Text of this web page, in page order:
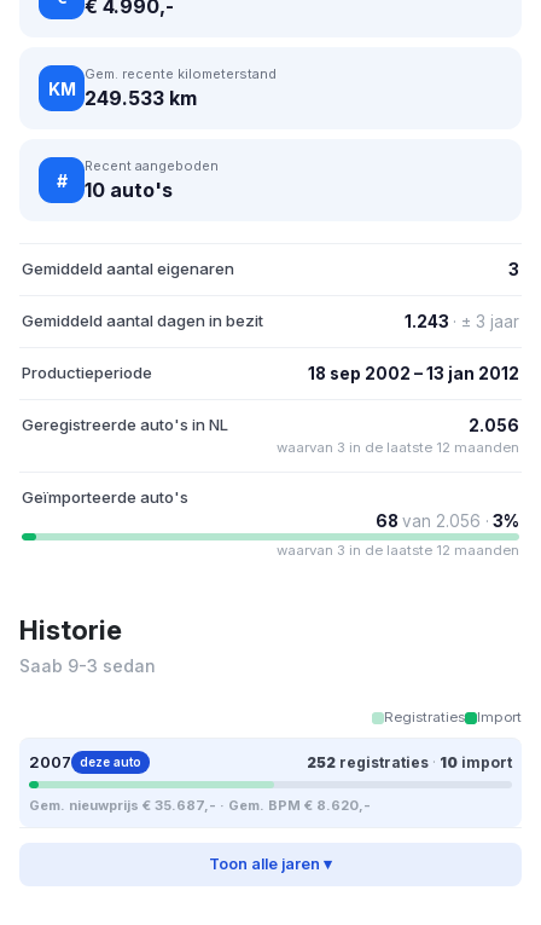
€ 4.990,-
KM
Gem. recente kilometerstand
249.533 km
#
Recent aangeboden
10 auto's
Gemiddeld aantal eigenaren 3
Gemiddeld aantal dagen in bezit 1.243 · ± 3 jaar
Productieperiode 18 sep 2002 – 13 jan 2012
Geregistreerde auto's in NL 2.056
waarvan 3 in de laatste 12 maanden
Geïmporteerde auto's
68 van 2.056 · 3%
waarvan 3 in de laatste 12 maanden
Historie
Saab 9-3 sedan
Registraties Import
2007 deze auto 252 registraties · 10 import
Gem. nieuwprijs € 35.687,- · Gem. BPM € 8.620,-
Toon alle jaren ▾